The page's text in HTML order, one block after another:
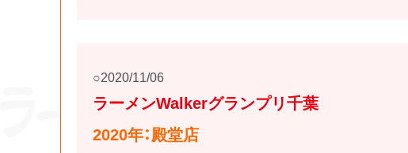
2020/11/06
ラーメンWalkerグランプリ千葉
2020年：殿堂店